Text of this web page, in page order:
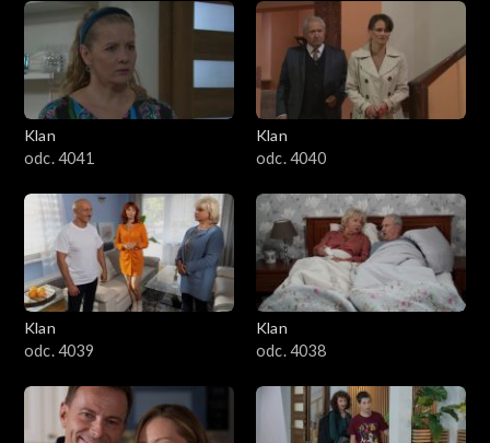
Klan
odc. 4041
Klan
odc. 4040
Klan
odc. 4039
Klan
odc. 4038